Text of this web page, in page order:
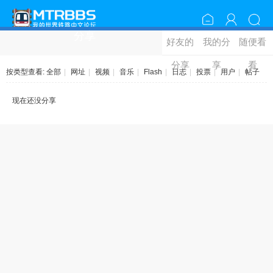
好友的
分享
我的分
享
随便看
看
按类型查看: 全部 网址 视频 音乐 Flash 日志 投票 | 用户 帖子
现在还没分享